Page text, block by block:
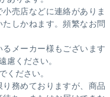
売店などに連絡がありま
たしかねます。頻繁なお問
メーカー様もございます
慮ください。
ください。
務めておりますが、商品